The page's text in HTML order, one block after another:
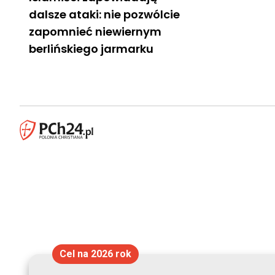
dalsze ataki: nie pozwólcie
zapomnieć niewiernym
berlińskiego jarmarku
Cel na 2026 rok